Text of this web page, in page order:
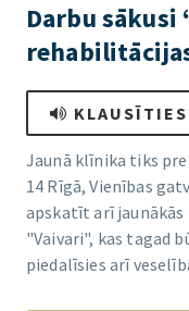
Darbu sākusi
KLAUSĪTIES
Jaunā klīnika tiks
14 Rīgā, Vienības
apskatīt arī
"Vaivari", kas tagad
piedalīsies arī